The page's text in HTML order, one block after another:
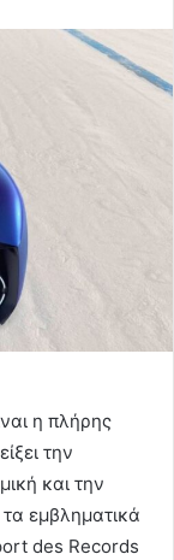
η πλήρης
την
και την
εμβληματικά
des Records